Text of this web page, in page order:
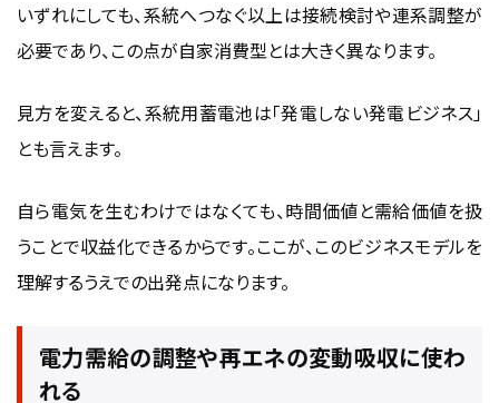
いずれにしても、系統へつなぐ以上は接続検討や連系調整が
必要であり、この点が自家消費型とは大きく異なります。
見方を変えると、系統用蓄電池は「発電しない発電ビジネス」
とも言えます。
自ら電気を生むわけではなくても、時間価値と需給価値を扱
うことで収益化できるからです。ここが、このビジネスモデルを
理解するうえでの出発点になります。
電力需給の調整や再エネの変動吸収に使わ
れる